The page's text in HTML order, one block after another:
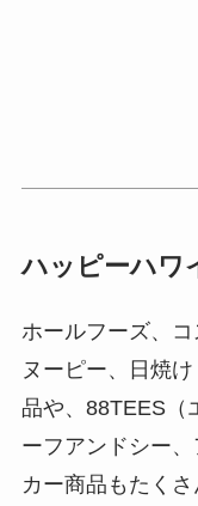
ハッピーハワ
ホールフーズ、
ヌーピー、日焼
品や、88TEES（
ーフアンドシー
カー商品もたく